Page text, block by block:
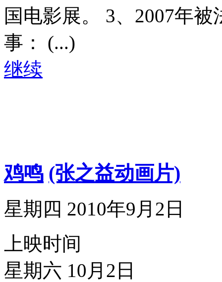
国电影展。 3、2007年
事： (...)
继续
鸡鸣 (张之益动画片)
星期四 2010年9月2日
上映时间
星期六 10月2日